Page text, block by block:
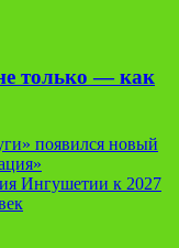
только — как
появился новый
Ингушетии к 2027